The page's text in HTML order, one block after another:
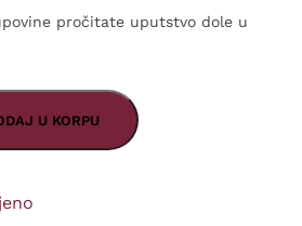
pročitate uputstvo dole u
U KORPU